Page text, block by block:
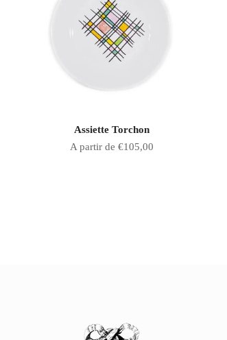
Assiette Torchon
Prix de vente
A partir de €105,00